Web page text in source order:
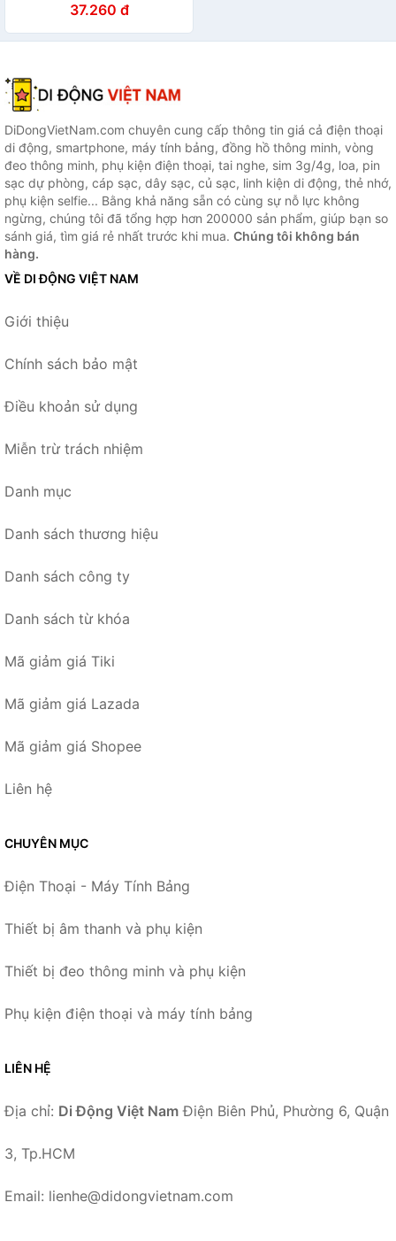
thiết bị ngoại vi, làm tăng
thẩm mĩ và gọn gàng
37.260 đ
DiDongVietNam.com chuyên cung cấp thông tin giá cả điện thoại
di động, smartphone, máy tính bảng, đồng hồ thông minh, vòng
đeo thông minh, phụ kiện điện thoại, tai nghe, sim 3g/4g, loa, pin
sạc dự phòng, cáp sạc, dây sạc, củ sạc, linh kiện di động, thẻ nhớ,
phụ kiện selfie... Bằng khả năng sẵn có cùng sự nỗ lực không
ngừng, chúng tôi đã tổng hợp hơn 200000 sản phẩm, giúp bạn so
sánh giá, tìm giá rẻ nhất trước khi mua. Chúng tôi không bán
hàng.
VỀ DI ĐỘNG VIỆT NAM
Giới thiệu
Chính sách bảo mật
Điều khoản sử dụng
Miễn trừ trách nhiệm
Danh mục
Danh sách thương hiệu
Danh sách công ty
Danh sách từ khóa
Mã giảm giá Tiki
Mã giảm giá Lazada
Mã giảm giá Shopee
Liên hệ
CHUYÊN MỤC
Điện Thoại - Máy Tính Bảng
Thiết bị âm thanh và phụ kiện
Thiết bị đeo thông minh và phụ kiện
Phụ kiện điện thoại và máy tính bảng
LIÊN HỆ
Địa chỉ: Di Động Việt Nam Điện Biên Phủ, Phường 6, Quận
3, Tp.HCM
Email: lienhe@didongvietnam.com